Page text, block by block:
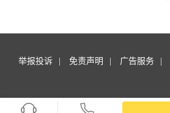
举报投诉 免责声明 广告服务
Copyright © 商梦外包. All rights reserved.商梦网校